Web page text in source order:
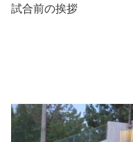
試合前の挨拶